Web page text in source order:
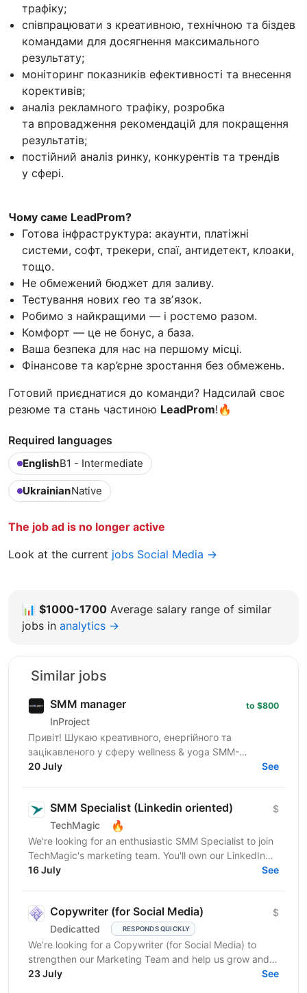
трафіку;
співпрацювати з креативною, технічною та біздев
командами для досягнення максимального
результату;
моніторинг показників ефективності та внесення
корективів;
аналіз рекламного трафіку, розробка
та впровадження рекомендацій для покращення
результатів;
постійний аналіз ринку, конкурентів та трендів
у сфері.
Чому саме LeadProm?
Готова інфраструктура: акаунти, платіжні
системи, софт, трекери, спаї, антидетект, клоаки,
тощо.
Не обмежений бюджет для заливу.
Тестування нових гео та звʼязок.
Робимо з найкращими — і ростемо разом.
Комфорт — це не бонус, а база.
Ваша безпека для нас на першому місці.
Фінансове та кар’єрне зростання без обмежень.
Готовий приєднатися до команди? Надсилай своє
резюме та стань частиною LeadProm!🔥
Required languages
EnglishB1 - Intermediate
UkrainianNative
The job ad is no longer active
Look at the current jobs Social Media →
📊 $1000-1700 Average salary range of similar
jobs in analytics →
Similar jobs
SMM manager
InProject
to $800
Привіт! Шукаю креативного, енергійного та
зацікавленого у сферу wellness & yoga SMM-
менеджера з досвідом від 1 року. Якщо ти вмієш
20 July See
SMM Specialist (Linkedin oriented)
TechMagic 🔥
$
We're looking for an enthusiastic SMM Specialist to join
TechMagic's marketing team. You'll own our LinkedIn
presence across multiple company profiles,...
16 July See
Copywriter (for Social Media)
Dedicatted RESPONDS QUICKLY
$
We’re looking for a Copywriter (for Social Media) to
strengthen our Marketing Team and help us grow and
23 July See